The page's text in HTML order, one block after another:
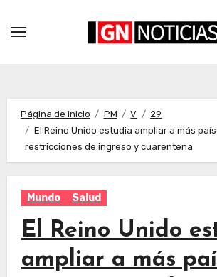
Página de inicio PM V
29
El Reino Unido estudia ampliar a más
restricciones de ingreso y cuarentena
Mundo Salud
El Reino Unido
ampliar a más